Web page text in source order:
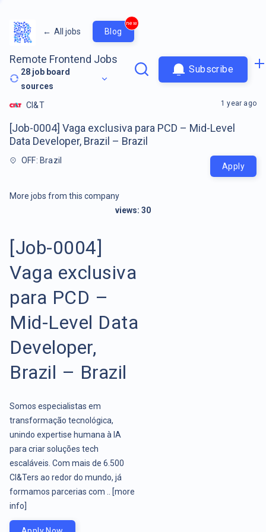
← All jobs Blog
new
Remote Frontend Jobs
28 job board
sources
Subscribe
CI&T
[Job-0004] Vaga exclusiva para PCD – Mid-Level
Data Developer, Brazil – Brazil
OFF: Brazil
1 year ago
Apply
More jobs from this company
views: 30
[Job-0004]
Vaga exclusiva
para PCD –
Mid-Level Data
Developer,
Brazil – Brazil
Somos especialistas em
transformação tecnológica,
unindo expertise humana à IA
para criar soluções tech
escaláveis. Com mais de 6.500
CI&Ters ao redor do mundo, já
formamos parcerias com ..
[more
info]